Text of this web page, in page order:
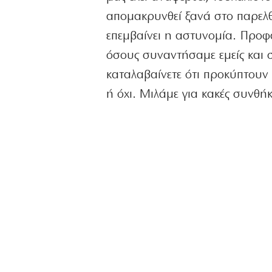
απομακρυνθεί ξανά στο
επεμβαίνει η αστυνομία.
όσους συναντήσαμε εμείς και
καταλαβαίνετε ότι
ή όχι. Μιλάμε για κακές